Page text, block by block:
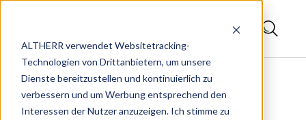
ALTHERR verwendet Websitetracking-
Technologien von Drittanbietern, um unsere
Dienste bereitzustellen und kontinuierlich zu
verbessern und um Werbung entsprechend den
Interessen der Nutzer anzuzeigen. Ich stimme zu